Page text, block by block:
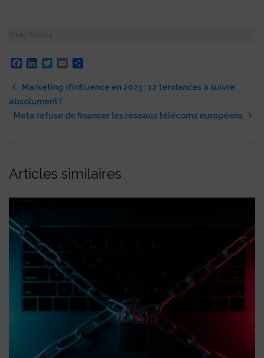
Photo Pixabay
Facebook
LinkedInTwitter
Email
Marketing d’influence en 2023 : 12 tendances à suivre
absolument !
Meta refuse de financer les réseaux télécoms européens
Articles similaires